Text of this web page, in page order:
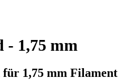
- 1,75 mm
1,75 mm Filament